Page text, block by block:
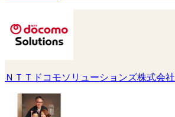
ＮＴＴドコモソリューションズ株式会社